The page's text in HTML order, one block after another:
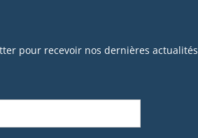
pour recevoir nos dernières actualités